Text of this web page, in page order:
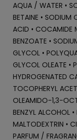
AQUA / WATER •
BETAINE • SODIUM
ACID • COCAMIDE
BENZOATE •
GLYCOL •
GLYCOL OLEATE •
HYDROGENATED
TOCOPHERYL
OLEAMIDO-1,3-
BENZYL ALCOHOL •
MALTODEXTRIN •
PARFUM /